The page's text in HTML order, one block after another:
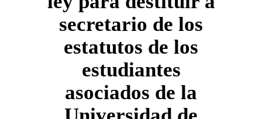
secretario de los
estatutos de los
estudiantes
asociados de la